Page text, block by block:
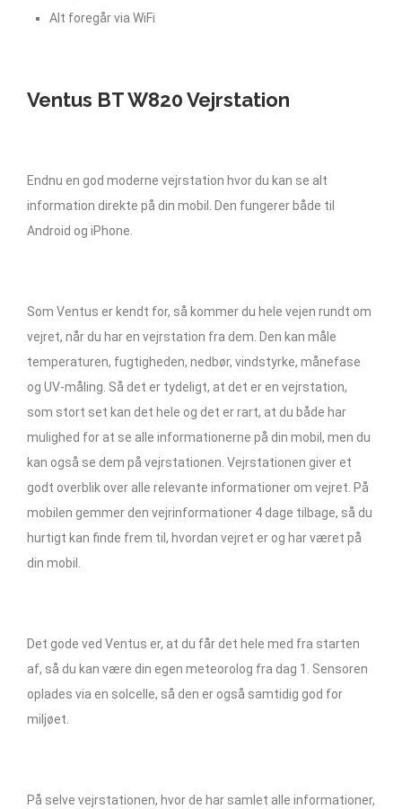
Alt foregår via WiFi
Ventus BT W820 Vejrstation
Endnu en god moderne vejrstation hvor du kan se alt
information direkte på din mobil. Den fungerer både til
Android og iPhone.
Som Ventus er kendt for, så kommer du hele vejen rundt om
vejret, når du har en vejrstation fra dem. Den kan måle
temperaturen, fugtigheden, nedbør, vindstyrke, månefase
og UV-måling. Så det er tydeligt, at det er en vejrstation,
som stort set kan det hele og det er rart, at du både har
mulighed for at se alle informationerne på din mobil, men du
kan også se dem på vejrstationen. Vejrstationen giver et
godt overblik over alle relevante informationer om vejret. På
mobilen gemmer den vejrinformationer 4 dage tilbage, så du
hurtigt kan finde frem til, hvordan vejret er og har været på
din mobil.
Det gode ved Ventus er, at du får det hele med fra starten
af, så du kan være din egen meteorolog fra dag 1. Sensoren
oplades via en solcelle, så den er også samtidig god for
miljøet.
På selve vejrstationen, hvor de har samlet alle informationer,